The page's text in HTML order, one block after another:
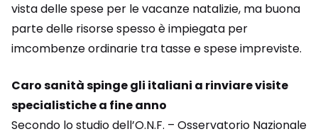
vista delle spese per le vacanze natalizie, ma buona
parte delle risorse spesso è impiegata per
imcombenze ordinarie tra tasse e spese impreviste.
Caro sanità spinge gli italiani a rinviare visite
specialistiche a fine anno
Secondo lo studio dell’O.N.F. – Osservatorio Nazionale